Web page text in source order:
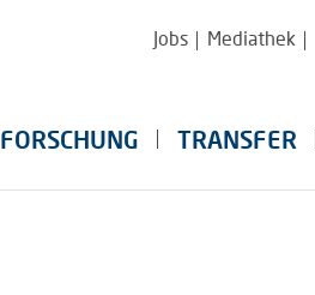
Jobs Mediathek
FORSCHUNG TRANSFER